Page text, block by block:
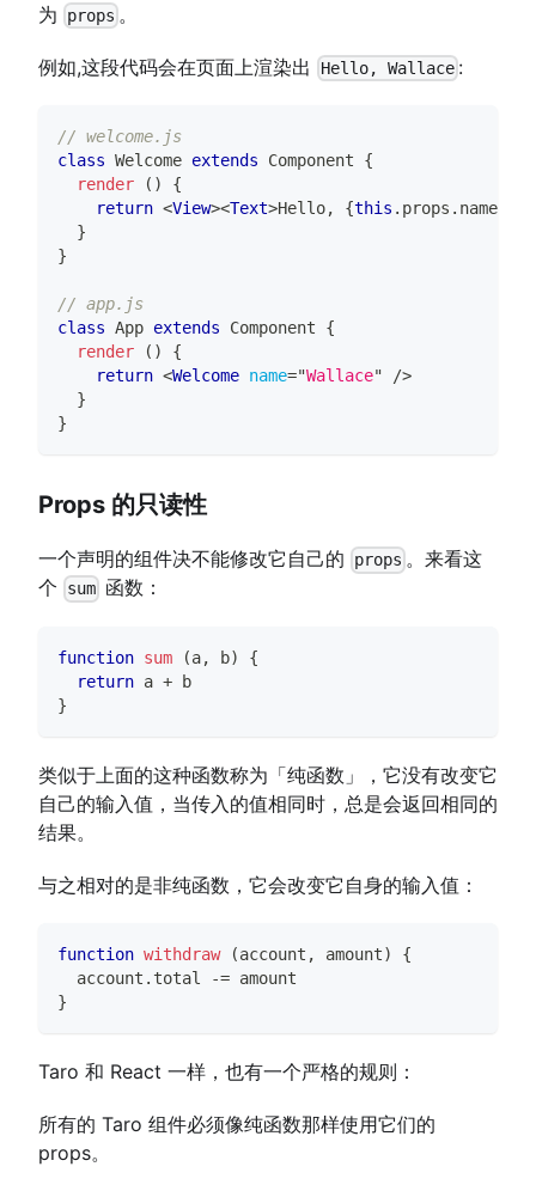
为
props 。
例如,这段代码会在页面上渲染出 Hello, Wallace :
// welcome.js
class Welcome extends Component
{
render
( )
{
return <View><Text>Hello, {this . props . name
}
}
// app.js
class App extends Component
{
render
( )
{
return <Welcome name="Wallace"
/>
}
}
Props 的只读性
一个声明的组件决不能修改它自己的 props 。来看这
个
sum 函数：
function sum (a, b)
{
return a + b
}
类似于上面的这种函数称为「纯函数」，它没有改变它
自己的输入值，当传入的值相同时，总是会返回相同的
结果。
与之相对的是非纯函数，它会改变它自身的输入值：
function withdraw (account , amount)
{
  account
. total -= amount
}
Taro 和 React 一样，也有一个严格的规则：
所有的 Taro 组件必须像纯函数那样使用它们的
props。